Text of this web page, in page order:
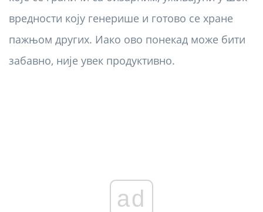
вредности коју генерише и готово се хране
пажњом других. Иако ово понекад може бити
забавно, није увек продуктивно.
ad